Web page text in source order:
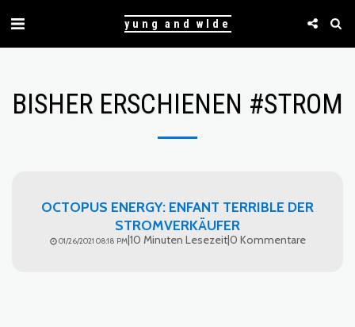
yung and wlde
BISHER ERSCHIENEN #STROM
OCTOPUS ENERGY: ENFANT TERRIBLE DER
STROMVERKÄUFER
01/26/2021 08:18 PM|10 Minuten Lesezeit|0 Kommentare